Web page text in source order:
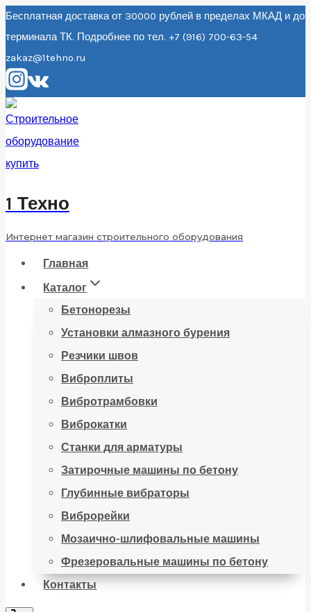
Перейти
к
содержанию
Бесплатная доставка от 30000 рублей в пределах МКАД и до
терминала ТК. Подробнее по тел. +7 (916) 700-63-54
zakaz@1tehno.ru
1 Техно
Интернет магазин строительного оборудования
Главная
Каталог
Бетонорезы
Установки алмазного бурения
Резчики швов
Виброплиты
Вибротрамбовки
Виброкатки
Станки для арматуры
Затирочные машины по бетону
Глубинные вибраторы
Виброрейки
Мозаично-шлифовальные машины
Фрезеровальные машины по бетону
Контакты